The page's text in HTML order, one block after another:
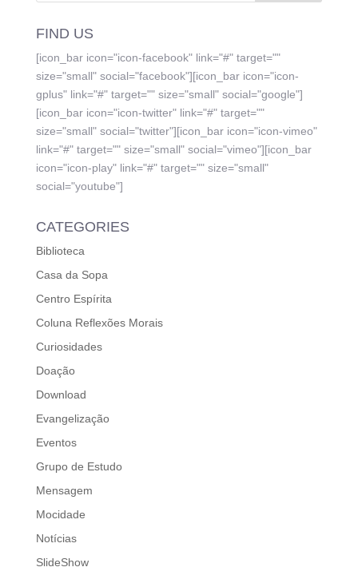
FIND US
[icon_bar icon="icon-facebook" link="#" target=""
size="small" social="facebook"][icon_bar icon="icon-
gplus" link="#" target="" size="small" social="google"]
[icon_bar icon="icon-twitter" link="#" target=""
size="small" social="twitter"][icon_bar icon="icon-vimeo"
link="#" target="" size="small" social="vimeo"][icon_bar
icon="icon-play" link="#" target="" size="small"
social="youtube"]
CATEGORIES
Biblioteca
Casa da Sopa
Centro Espírita
Coluna Reflexões Morais
Curiosidades
Doação
Download
Evangelização
Eventos
Grupo de Estudo
Mensagem
Mocidade
Notícias
SlideShow